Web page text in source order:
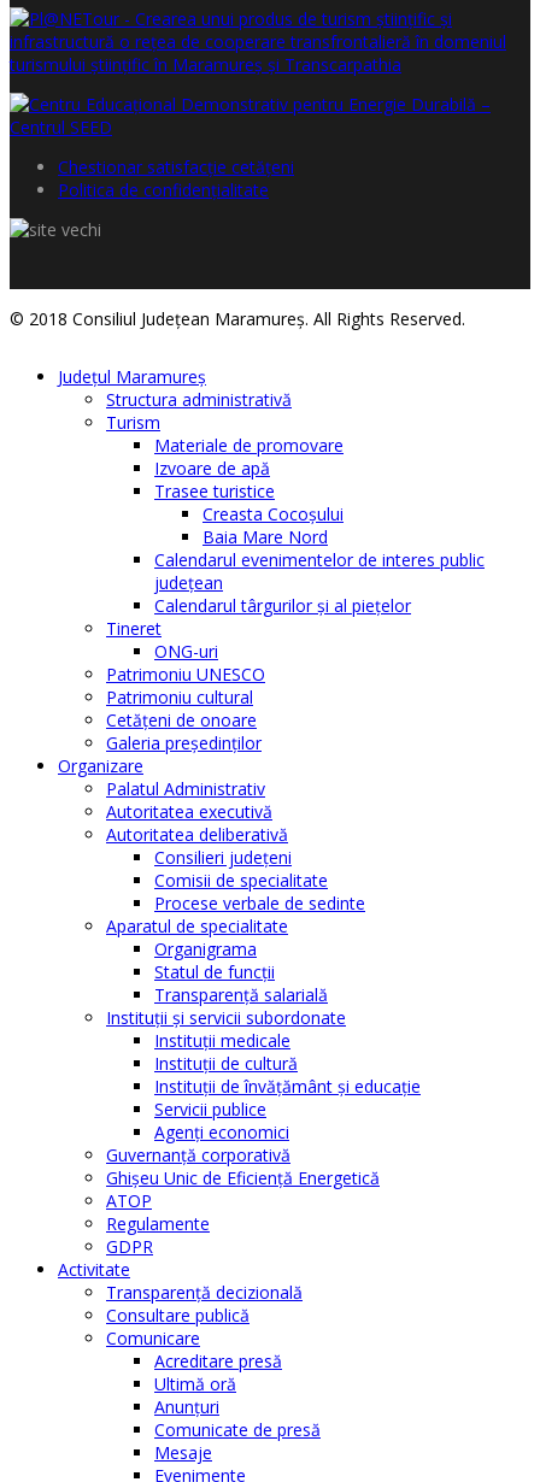
Chestionar satisfacţie cetăţeni
Politica de confidențialitate
© 2018 Consiliul Judeţean Maramureş. All Rights Reserved.
Judeţul Maramureş
Structura administrativă
Turism
Materiale de promovare
Izvoare de apă
Trasee turistice
Creasta Cocoșului
Baia Mare Nord
Calendarul evenimentelor de interes public
judeţean
Calendarul târgurilor şi al pieţelor
Tineret
ONG-uri
Patrimoniu UNESCO
Patrimoniu cultural
Cetăţeni de onoare
Galeria președinților
Organizare
Palatul Administrativ
Autoritatea executivă
Autoritatea deliberativă
Consilieri judeţeni
Comisii de specialitate
Procese verbale de sedinte
Aparatul de specialitate
Organigrama
Statul de funcții
Transparență salarială
Instituţii şi servicii subordonate
Instituţii medicale
Instituţii de cultură
Instituţii de învăţământ şi educaţie
Servicii publice
Agenţi economici
Guvernanță corporativă
Ghişeu Unic de Eficienţă Energetică
ATOP
Regulamente
GDPR
Activitate
Transparenţă decizională
Consultare publică
Comunicare
Acreditare presă
Ultimă oră
Anunţuri
Comunicate de presă
Mesaje
Evenimente